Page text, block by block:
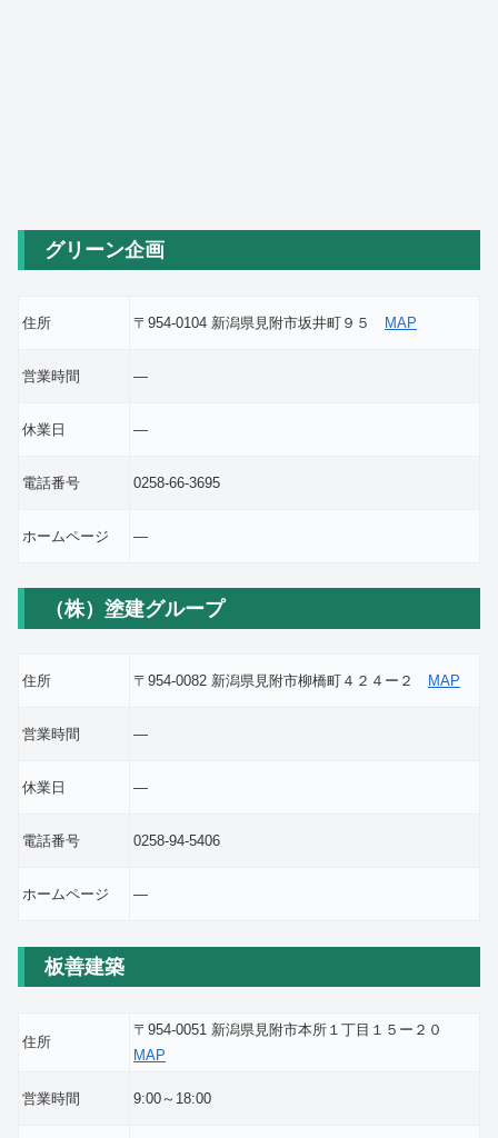
グリーン企画
住所 〒954-0104 新潟県見附市坂井町９５ MAP
営業時間 ―
休業日 ―
電話番号 0258-66-3695
ホームページ ―
（株）塗建グループ
住所 〒954-0082 新潟県見附市柳橋町４２４ー２ MAP
営業時間 ―
休業日 ―
電話番号 0258-94-5406
ホームページ ―
板善建築
住所
〒954-0051 新潟県見附市本所１丁目１５ー２０
MAP
営業時間 9:00～18:00